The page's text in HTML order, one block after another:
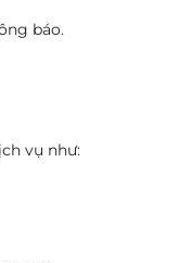
báo.
vụ như: